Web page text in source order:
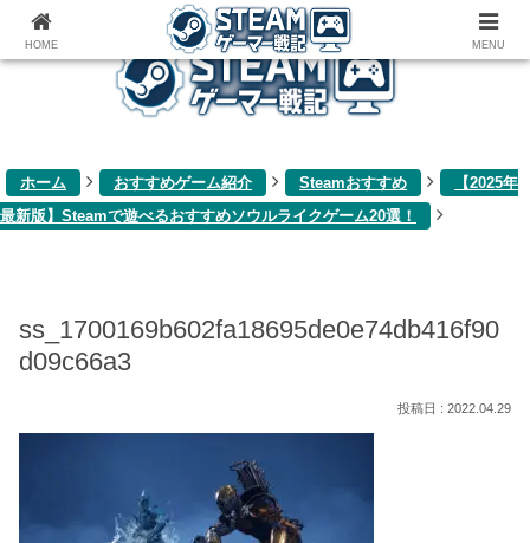
ゲーム関連雑記ブログ
ホーム おすすめゲーム紹介 Steamおすすめ
【2025年
最新版】Steamで遊べるおすすめソウルライクゲーム20選！
ss_1700169b602fa18695de0e74db416f90
d09c66a3
2022.04.29
HOME MENU